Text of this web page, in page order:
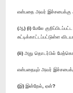
என்பதை அவர் இச்சபைக்கு
(ஆ) (i) மேலே
சுட்டிக்காட்டப்பட்டுள்ள
(ii) அது தொடர்பில்
என்பதையும் அவர்
(இ) இன்றேல், ஏன்?